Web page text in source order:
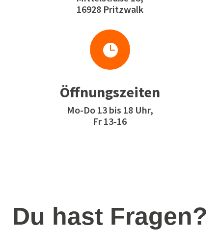
16928 Pritzwalk

Öffnungszeiten
Mo-Do 13 bis 18 Uhr,
Fr 13-16
Du hast Fragen?